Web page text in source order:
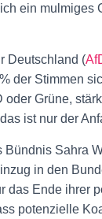
ein mulmiges
Deutschland (
der Stimmen
oder Grüne,
ist nur der
Bündnis Sahra
in den
das Ende ihrer
potenzielle